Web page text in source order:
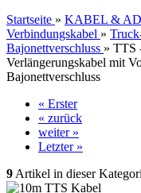
Startseite » KABEL &
Verbindungskabel »
Bajonettverschluss » TTS
Verlängerungskabel mit
Bajonettverschluss
« Erster
« zurück
weiter »
Letzter »
9 Artikel in dieser